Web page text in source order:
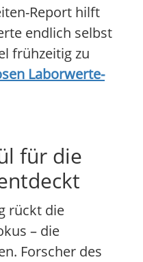
Report hilft
endlich selbst
frühzeitig zu
Laborwerte-
für die
rückt die
– die
Forscher des